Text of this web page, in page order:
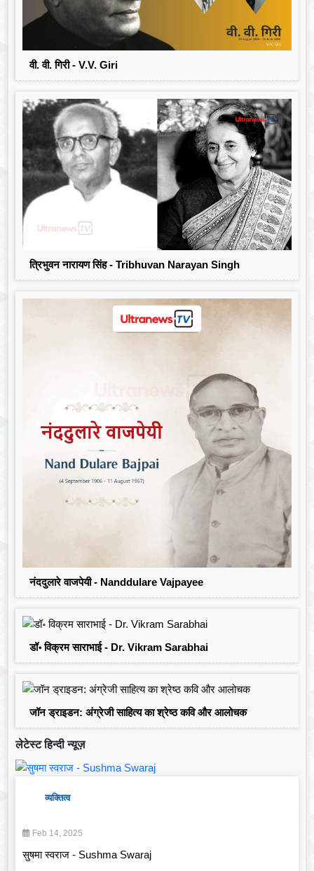
वी. वी. गिरी - V.V. Giri
त्रिभुवन नारायण सिंह - Tribhuvan Narayan Singh
नंददुलारे वाजपेयी - Nanddulare Vajpayee
डॉ॰ विक्रम साराभाई - Dr. Vikram Sarabhai
जॉन ड्राइडन: अंग्रेजी साहित्य का श्रेष्ठ कवि और आलोचक
लेटेस्ट हिन्दी न्यूज़
व्यक्तित्व
Feb 14, 2025
सुषमा स्वराज - Sushma Swaraj